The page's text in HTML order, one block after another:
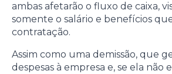
ambas afetarão o fluxo de caixa,
somente o salário e benefícios
contratação.
Assim como uma demissão, que
despesas à empresa e, se ela não